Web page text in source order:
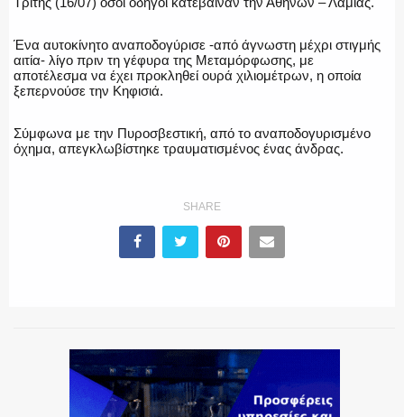
ΛΙΜΕΝΙΚΟ
ΑΣΤΥΝΟΜΙΚΟ ΡΕΠΟΡΤΑΖ
Ένα αυτοκίνητο αναποδογύρισε -από άγνωστη μέχρι στιγμής
αιτία- λίγο πριν τη γέφυρα της Μεταμόρφωσης, με
αποτέλεσμα να έχει προκληθεί ουρά χιλιομέτρων, η οποία
ξεπερνούσε την Κηφισιά.
Σύμφωνα με την Πυροσβεστική, από το αναποδογυρισμένο
όχημα, απεγκλωβίστηκε τραυματισμένος ένας άνδρας.
SHARE